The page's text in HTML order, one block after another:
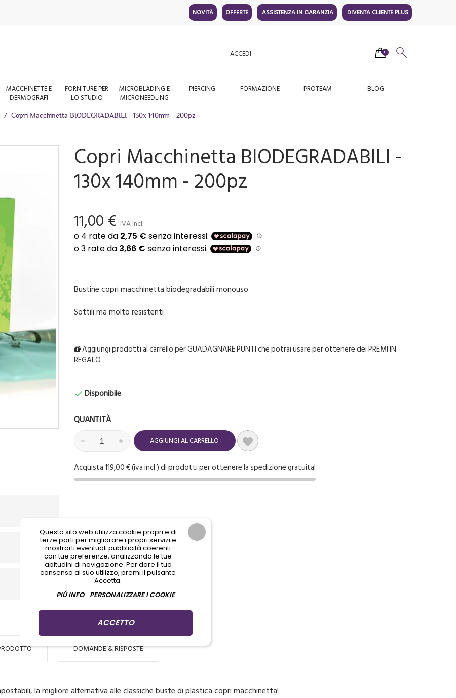
NOVITÀ OFFERTE ASSISTENZA IN GARANZIA DIVENTA CLIENTE PLUS
ACCEDI 0
MACCHINETTE E
DERMOGRAFI
FORNITURE PER
LO STUDIO
MICROBLADING E
MICRONEEDLING
PIERCING FORMAZIONE PROTEAM BLOG
Copri Macchinetta BIODEGRADABILI - 130x 140mm - 200pz
Copri Macchinetta BIODEGRADABILI -
130x 140mm - 200pz
11,00 € IVA Incl.
Bustine copri macchinetta biodegradabili monouso
Sottili ma molto resistenti
Aggiungi prodotti al carrello per GUADAGNARE PUNTI che potrai usare per ottenere dei PREMI IN
REGALO
 Disponibile
QUANTITÀ
AGGIUNGI AL CARRELLO 
Acquista 119,00 € (iva incl.) di prodotti per ottenere la spedizione gratuita!
DOMANDE & RISPOSTE
la migliore alternativa alle classiche buste di plastica copri macchinetta!
Questo sito web utilizza cookie propri e di
terze parti per migliorare i propri servizi e
mostrarti eventuali pubblicità coerenti
con tue preferenze, analizzando le tue
abitudini di navigazione. Per dare il tuo
consenso al suo utilizzo, premi il pulsante
Accetta.
PIÚ INFO
PERSONALIZZARE I COOKIE
ACCETTO